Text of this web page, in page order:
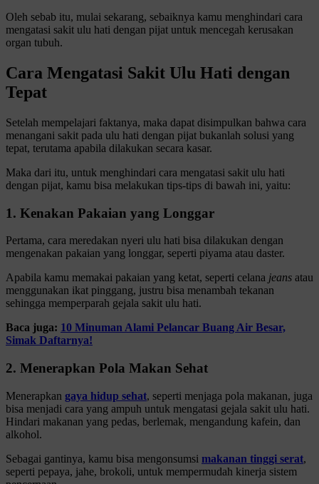
Oleh sebab itu, mulai sekarang, sebaiknya kamu menghindari cara
mengatasi sakit ulu hati dengan pijat untuk mencegah kerusakan
organ tubuh.
Cara Mengatasi Sakit Ulu Hati dengan
Tepat
Setelah mempelajari faktanya, maka dapat disimpulkan bahwa cara
menangani sakit pada ulu hati dengan pijat bukanlah solusi yang
tepat, terutama apabila dilakukan secara kasar.
Maka dari itu, untuk menghindari cara mengatasi sakit ulu hati
dengan pijat, kamu bisa melakukan tips-tips di bawah ini, yaitu:
1. Kenakan Pakaian yang Longgar
Pertama, cara meredakan nyeri ulu hati bisa dilakukan dengan
mengenakan pakaian yang longgar, seperti piyama atau daster.
Apabila kamu memakai pakaian yang ketat, seperti celana jeans atau
menggunakan ikat pinggang, justru bisa menambah tekanan
sehingga memperparah gejala sakit ulu hati.
Baca juga: 10 Minuman Alami Pelancar Buang Air Besar,
Simak Daftarnya!
2. Menerapkan Pola Makan Sehat
Menerapkan gaya hidup sehat, seperti menjaga pola makanan, juga
bisa menjadi cara yang ampuh untuk mengatasi gejala sakit ulu hati.
Hindari makanan yang pedas, berlemak, mengandung kafein, dan
alkohol.
Sebagai gantinya, kamu bisa mengonsumsi makanan tinggi serat,
seperti pepaya, jahe, brokoli, untuk mempermudah kinerja sistem